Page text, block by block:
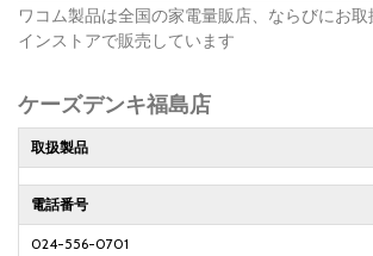
ワコム製品は全国の家電量販店、ならびにお
インストアで販売しています
ケーズデンキ福島店
取扱製品
電話番号
024-556-0701